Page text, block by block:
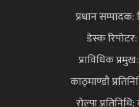
प्रधान सम्पादक:
डेस्क रिपोटर:
प्राविधिक
काठ्माण्डौ
रोल्पा